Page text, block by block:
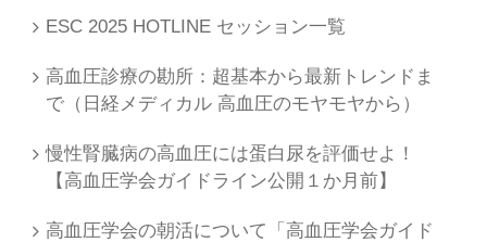
ESC 2025 HOTLINE セッション一覧
高血圧診療の勘所：超基本から最新トレンドま
で（日経メディカル 高血圧のモヤモヤから）
慢性腎臓病の高血圧には蛋白尿を評価せよ！
【高血圧学会ガイドライン公開１か月前】
高血圧学会の朝活について「高血圧学会ガイド